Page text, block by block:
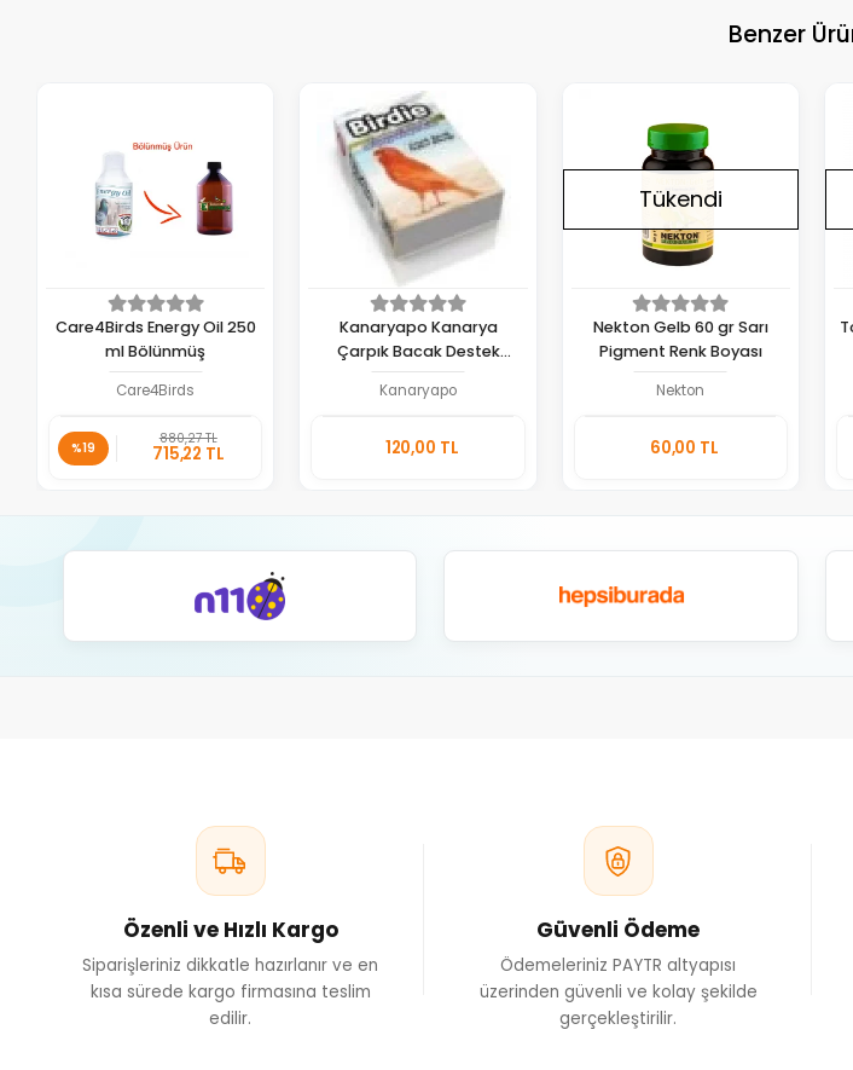
Benzer
Care4Birds Energy Oil 250
ml Bölünmüş
Care4Birds
%19 880,27 TL
715,22 TL
Ekle
Kanaryapo Kanarya
Çarpık Bacak Destek
Bileziği
Kanaryapo
120,00 TL
Tükendi
Nekton Gelb 60 gr Sarı
Pigment Renk Boyası
Nekton
60,00 TL
Özenli ve Hızlı Kargo
Siparişleriniz dikkatle hazırlanır ve en
kısa sürede kargo firmasına teslim
edilir.
Güvenli Ödeme
Ödemeleriniz PAYTR altyapısı
üzerinden güvenli ve kolay şekilde
gerçekleştirilir.